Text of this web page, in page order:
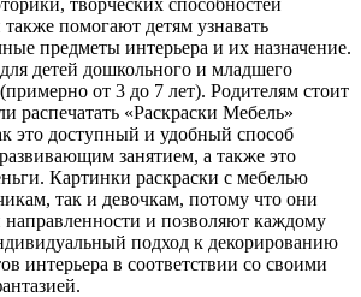
помогают детям узнавать
предметы интерьера и их назначение.
детей дошкольного и младшего
от 3 до 7 лет). Родителям стоит
распечатать «Раскраски Мебель»
это доступный и удобный способ
занятием, а также это
Картинки раскраски с мебелью
так и девочкам, потому что они
и позволяют каждому
подход к декорированию
интерьера в соответствии со своими